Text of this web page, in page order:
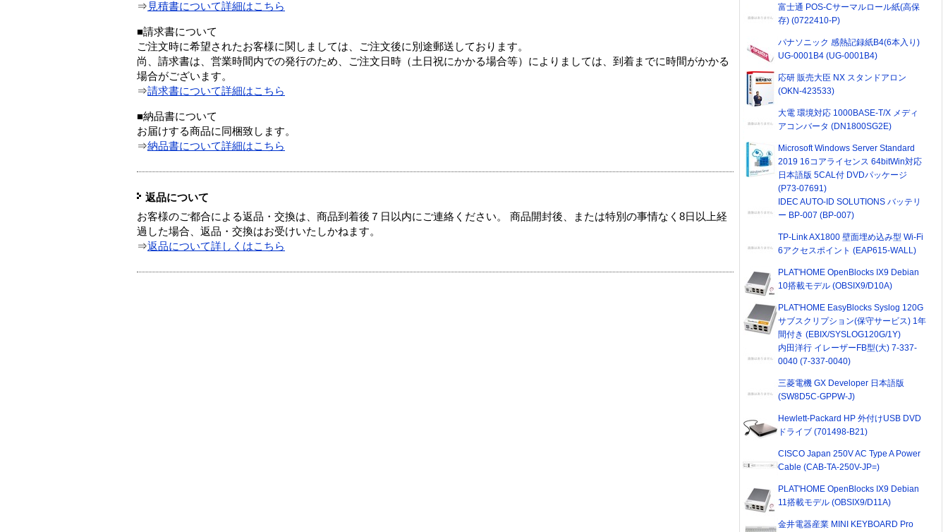
⇒ 見積書について詳細はこちら
■請求書について
ご注文時に希望されたお客様に関しましては、ご注文後に別途郵送しております。
尚、請求書は、営業時間内での発行のため、ご注文日時（土日祝にかかる場合等）によりましては、到着までに時間がかかる
場合がございます。
⇒請求書について詳細はこちら
■納品書について
お届けする商品に同梱致します。
⇒納品書について詳細はこちら
返品について
お客様のご都合による返品・交換は、商品到着後７日以内にご連絡ください。 商品開封後、または特別の事情なく8日以上経
過した場合、返品・交換はお受けいたしかねます。
⇒返品について詳しくはこちら
富士通 POS-Cサーマルロール紙(高保
存) (0722410-P)
パナソニック 感熱記録紙B4(6本入り)
UG-0001B4 (UG-0001B4)
応研 販売大臣 NX スタンドアロン
(OKN-423533)
大電 環境対応 1000BASE-T/X メディ
アコンバータ (DN1800SG2E)
Microsoft Windows Server Standard
2019 16コアライセンス 64bitWin対応
日本語版 5CAL付 DVDパッケージ
(P73-07691)
IDEC AUTO-ID SOLUTIONS バッテリ
ー BP-007 (BP-007)
TP-Link AX1800 壁面埋め込み型 Wi-Fi
6アクセスポイント (EAP615-WALL)
PLAT'HOME OpenBlocks IX9 Debian
10搭載モデル (OBSIX9/D10A)
PLAT'HOME EasyBlocks Syslog 120G
サブスクリプション(保守サービス) 1年
間付き (EBIX/SYSLOG120G/1Y)
内田洋行 イレーザーFB型(大) 7-337-
0040 (7-337-0040)
三菱電機 GX Developer 日本語版
(SW8D5C-GPPW-J)
Hewlett-Packard HP 外付けUSB DVD
ドライブ (701498-B21)
CISCO Japan 250V AC Type A Power
Cable (CAB-TA-250V-JP=)
PLAT'HOME OpenBlocks IX9 Debian
11搭載モデル (OBSIX9/D11A)
金井電器産業 MINI KEYBOARD Pro